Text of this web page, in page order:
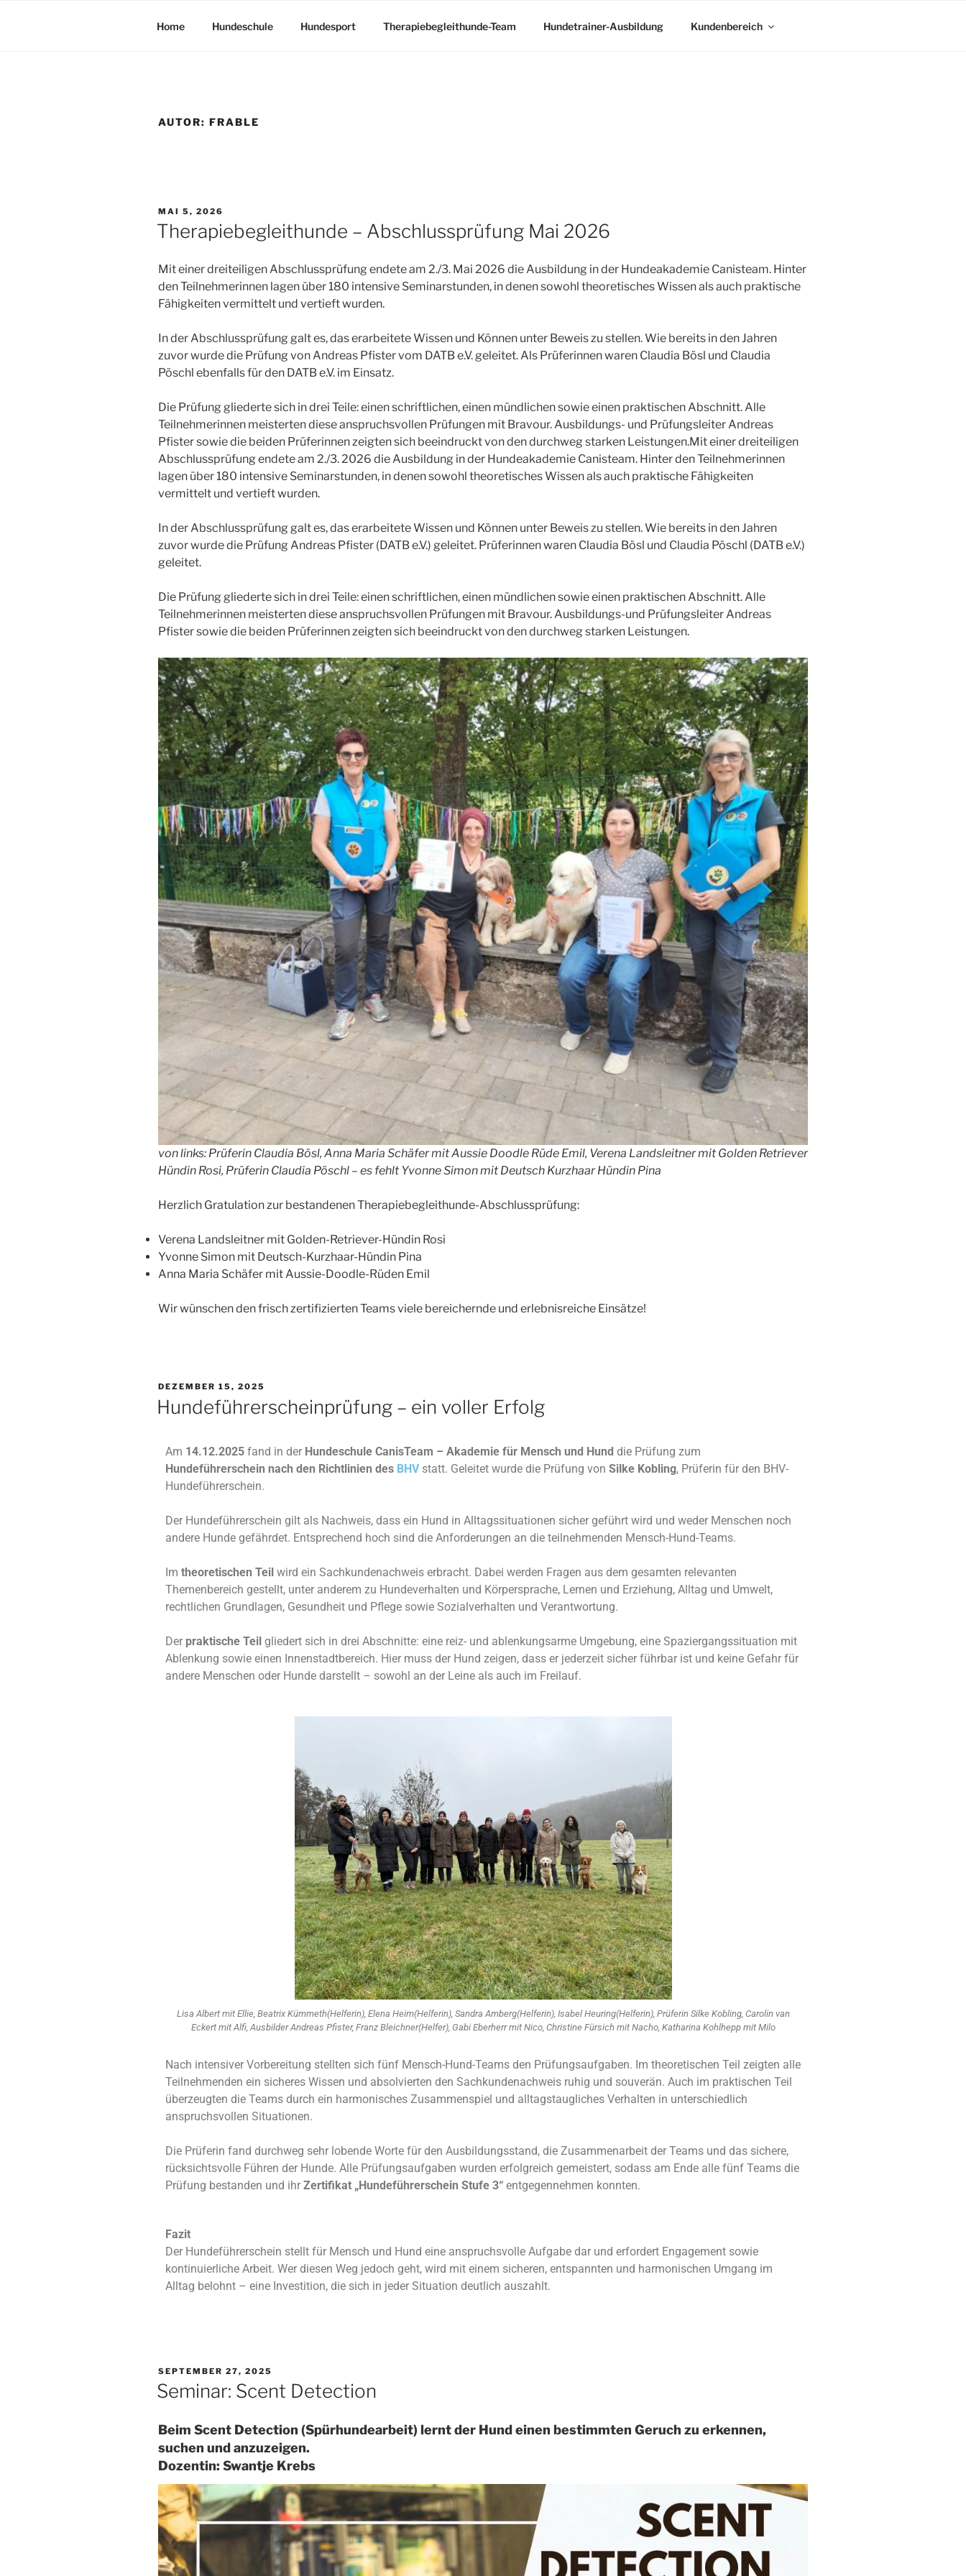
Home Hundeschule Hundesport Therapiebegleithunde-Team Hundetrainer-Ausbildung Kundenbereich
AUTOR: FRABLE
MAI 5, 2026
Therapiebegleithunde – Abschlussprüfung Mai 2026
Mit einer dreiteiligen Abschlussprüfung endete am 2./3. Mai 2026 die Ausbildung in der Hundeakademie Canisteam. Hinter
den Teilnehmerinnen lagen über 180 intensive Seminarstunden, in denen sowohl theoretisches Wissen als auch praktische
Fähigkeiten vermittelt und vertieft wurden.
In der Abschlussprüfung galt es, das erarbeitete Wissen und Können unter Beweis zu stellen. Wie bereits in den Jahren
zuvor wurde die Prüfung von Andreas Pfister vom DATB e.V. geleitet. Als Prüferinnen waren Claudia Bösl und Claudia
Pöschl ebenfalls für den DATB e.V. im Einsatz.
Die Prüfung gliederte sich in drei Teile: einen schriftlichen, einen mündlichen sowie einen praktischen Abschnitt. Alle
Teilnehmerinnen meisterten diese anspruchsvollen Prüfungen mit Bravour. Ausbildungs- und Prüfungsleiter Andreas
Pfister sowie die beiden Prüferinnen zeigten sich beeindruckt von den durchweg starken Leistungen.Mit einer dreiteiligen
Abschlussprüfung endete am 2./3. 2026 die Ausbildung in der Hundeakademie Canisteam. Hinter den Teilnehmerinnen
lagen über 180 intensive Seminarstunden, in denen sowohl theoretisches Wissen als auch praktische Fähigkeiten
vermittelt und vertieft wurden.
In der Abschlussprüfung galt es, das erarbeitete Wissen und Können unter Beweis zu stellen. Wie bereits in den Jahren
zuvor wurde die Prüfung Andreas Pfister (DATB e.V.) geleitet. Prüferinnen waren Claudia Bösl und Claudia Pöschl (DATB e.V.)
geleitet.
Die Prüfung gliederte sich in drei Teile: einen schriftlichen, einen mündlichen sowie einen praktischen Abschnitt. Alle
Teilnehmerinnen meisterten diese anspruchsvollen Prüfungen mit Bravour. Ausbildungs-und Prüfungsleiter Andreas
Pfister sowie die beiden Prüferinnen zeigten sich beeindruckt von den durchweg starken Leistungen.
von links: Prüferin Claudia Bösl, Anna Maria Schäfer mit Aussie Doodle Rüde Emil, Verena Landsleitner mit Golden Retriever
Hündin Rosi, Prüferin Claudia Pöschl – es fehlt Yvonne Simon mit Deutsch Kurzhaar Hündin Pina
Herzlich Gratulation zur bestandenen Therapiebegleithunde-Abschlussprüfung:
Verena Landsleitner mit Golden-Retriever-Hündin Rosi
Yvonne Simon mit Deutsch-Kurzhaar-Hündin Pina
Anna Maria Schäfer mit Aussie-Doodle-Rüden Emil
Wir wünschen den frisch zertifizierten Teams viele bereichernde und erlebnisreiche Einsätze!
DEZEMBER 15, 2025
Hundeführerscheinprüfung – ein voller Erfolg
Am 14.12.2025 fand in der Hundeschule CanisTeam – Akademie für Mensch und Hund die Prüfung zum
Hundeführerschein nach den Richtlinien des BHVstatt. Geleitet wurde die Prüfung von Silke Kobling, Prüferin für den BHV-
Hundeführerschein.
Der Hundeführerschein gilt als Nachweis, dass ein Hund in Alltagssituationen sicher geführt wird und weder Menschen noch
andere Hunde gefährdet. Entsprechend hoch sind die Anforderungen an die teilnehmenden Mensch-Hund-Teams.
Im theoretischen Teil wird ein Sachkundenachweis erbracht. Dabei werden Fragen aus dem gesamten relevanten
Themenbereich gestellt, unter anderem zu Hundeverhalten und Körpersprache, Lernen und Erziehung, Alltag und Umwelt,
rechtlichen Grundlagen, Gesundheit und Pflege sowie Sozialverhalten und Verantwortung.
Der praktische Teil gliedert sich in drei Abschnitte: eine reiz- und ablenkungsarme Umgebung, eine Spaziergangssituation mit
Ablenkung sowie einen Innenstadtbereich. Hier muss der Hund zeigen, dass er jederzeit sicher führbar ist und keine Gefahr für
andere Menschen oder Hunde darstellt – sowohl an der Leine als auch im Freilauf.
Lisa Albert mit Ellie, Beatrix Kümmeth(Helferin), Elena Heim(Helferin), Sandra Amberg(Helferin), Isabel Heuring(Helferin), Prüferin Silke Kobling, Carolin van
Eckert mit Alfi, Ausbilder Andreas Pfister, Franz Bleichner(Helfer), Gabi Eberherr mit Nico, Christine Fürsich mit Nacho, Katharina Kohlhepp mit Milo
Nach intensiver Vorbereitung stellten sich fünf Mensch-Hund-Teams den Prüfungsaufgaben. Im theoretischen Teil zeigten alle
Teilnehmenden ein sicheres Wissen und absolvierten den Sachkundenachweis ruhig und souverän. Auch im praktischen Teil
überzeugten die Teams durch ein harmonisches Zusammenspiel und alltagstaugliches Verhalten in unterschiedlich
anspruchsvollen Situationen.
Die Prüferin fand durchweg sehr lobende Worte für den Ausbildungsstand, die Zusammenarbeit der Teams und das sichere,
rücksichtsvolle Führen der Hunde. Alle Prüfungsaufgaben wurden erfolgreich gemeistert, sodass am Ende alle fünf Teams die
Prüfung bestanden und ihr Zertifikat „Hundeführerschein Stufe 3“ entgegennehmen konnten.
Fazit
Der Hundeführerschein stellt für Mensch und Hund eine anspruchsvolle Aufgabe dar und erfordert Engagement sowie
kontinuierliche Arbeit. Wer diesen Weg jedoch geht, wird mit einem sicheren, entspannten und harmonischen Umgang im
Alltag belohnt – eine Investition, die sich in jeder Situation deutlich auszahlt.
SEPTEMBER 27, 2025
Seminar: Scent Detection
Beim Scent Detection (Spürhundearbeit) lernt der Hund einen bestimmten Geruch zu erkennen,
suchen und anzuzeigen.
Dozentin: Swantje Krebs